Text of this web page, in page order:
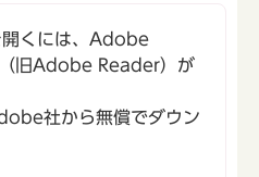
開くには、Adobe
旧Adobe Reader）が
社から無償でダウン